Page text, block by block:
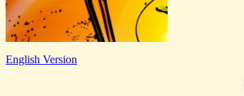
English Version